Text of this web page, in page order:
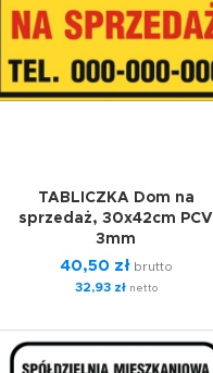
TABLICZKA Dom na
sprzedaż, 30x42cm PCV
3mm
40,50 złbrutto
32,93 złnetto